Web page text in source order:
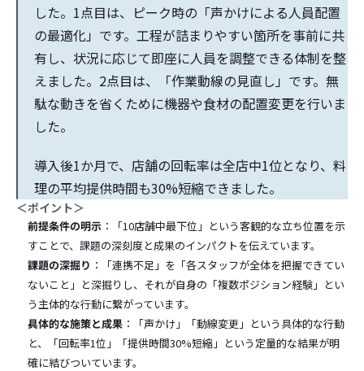
した。1点目は、ピーク時の「声かけによる人員配置
の最適化」です。工程が詰まりやすい箇所を事前に共
有し、状況に応じて即座に人員を調整できる体制を整
えました。2点目は、「作業動線の見直し」です。無
駄な動きを省くために機器や食材の配置変更を行いま
した。
導入後1か月で、店舗の回転率は全店中1位となり、料
理の平均提供時間も30%短縮できました。
＜ポイント＞
前提条件の明示 ：「10店舗中最下位」という客観的な立ち位置を示
すことで、課題の深刻度と成果のインパクトを伝えています。
課題の深掘り ：「連携不足」を「各スタッフが全体を把握できてい
ないこと」と深掘りし、それが自身の「複数ポジション経験」とい
う主体的な行動に繋がっています。
具体的な施策と成果 ：「声かけ」「動線変更」という具体的な行動
と、「回転率1位」「提供時間30%短縮」という定量的な結果が明
確に結びついています。